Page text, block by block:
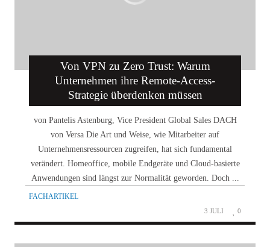
Von VPN zu Zero Trust: Warum
Unternehmen ihre Remote-Access-
Strategie überdenken müssen
von Pantelis Astenburg, Vice President Global Sales DACH
von Versa Die Art und Weise, wie Mitarbeiter auf
Unternehmensressourcen zugreifen, hat sich fundamental
verändert. Homeoffice, mobile Endgeräte und Cloud-basierte
Anwendungen sind längst zur Normalität geworden. Doch ...
FACHARTIKEL
3 JULI 0